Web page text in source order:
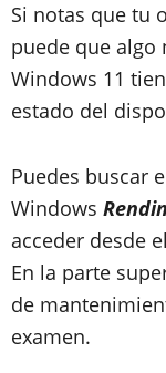
Si notas que tu
puede que algo
Windows 11
estado del
Puedes buscar
Windows
acceder desde
En la parte
de
examen.